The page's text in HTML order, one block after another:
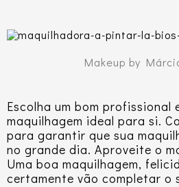
Makeup by
Escolha um bom profissional
maquilhagem ideal para si.
para garantir que sua
no grande dia. Aproveite o
Uma boa maquilhagem,
certamente vão completar o